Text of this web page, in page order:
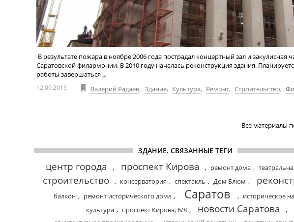
В результате пожара в ноябре 2006 года пострадал концертный зал и закулисная
Саратовской филармонии. В 2010 году началась реконструкция здания.
работы завершаться ...
12.09.2013 Валерий Радаев, Здание, Культура, Ремонт, Строительство,
Все материалы
ЗДАНИЕ. СВЯЗАННЫЕ ТЕГИ
центр города , проспект Кирова , ремонт дома ,
строительство , консерватория , спектакль , Дом Блюм ,
балкон , ремонт исторического дома , Саратов , историческое
культура , проспект Кирова, 6/8 , новости Саратова
,